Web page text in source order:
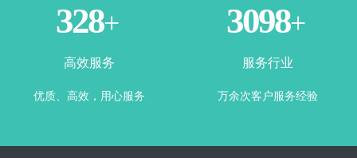
365+
高效服务
优质、高效，用心服务
3500+
服务行业
万余次客户服务经验